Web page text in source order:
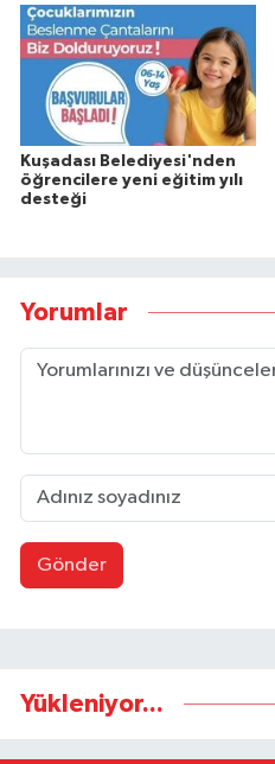
Kuşadası Belediyesi'nden
öğrencilere yeni eğitim yılı
desteği
Yorumlar
Gönder
Yükleniyor...